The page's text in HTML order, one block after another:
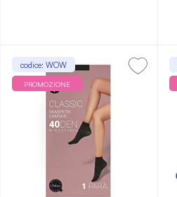
codice: WOW
PROMOZIONE